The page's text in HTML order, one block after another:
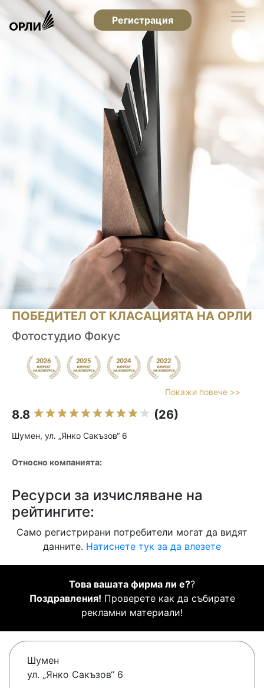
Регистрация
ПОБЕДИТЕЛ ОТ КЛАСАЦИЯТА НА ОРЛИ
Фотостудио Фокус
Покажи повече >>
8.8 (26)
Шумен, ул. „Янко Сакъзов“ 6
Относно компанията:
Ресурси за изчисляване на
рейтингите:
Само регистрирани потребители могат да видят
данните. Натиснете тук за да влезете
Това вашата фирма ли е??
Поздравления! Проверете как да събирате
рекламни материали!
Шумен
ул. „Янко Сакъзов“ 6